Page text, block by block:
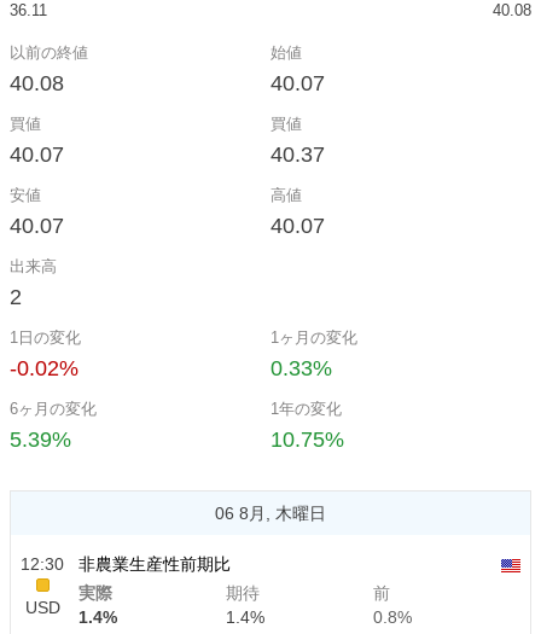
36.11 40.08
以前の終値
40.08
始値
40.07
買値
40.07
買値
40.37
安値
40.07
高値
40.07
出来高
2
1日の変化
-0.02%
1ヶ月の変化
0.33%
6ヶ月の変化
5.39%
1年の変化
10.75%
06 8月, 木曜日
12:30
USD
非農業生産性前期比
実際
1.4%
期待
1.4%
前
0.8%